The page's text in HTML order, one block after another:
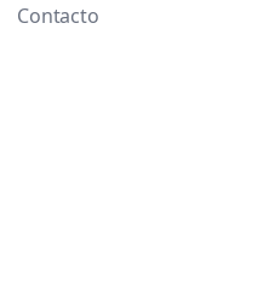
Contacto